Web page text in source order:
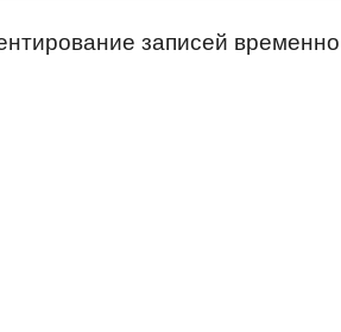
записей